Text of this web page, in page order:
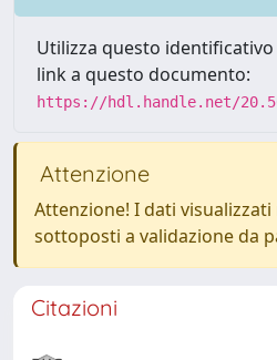
Utilizza questo
link a questo documento:
https://hdl.handle.net/
Attenzione
Attenzione! I dati
sottoposti a validazione da
Citazioni